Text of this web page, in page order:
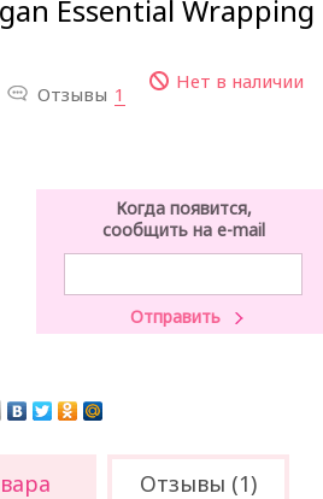
Essential Wrapping
Отзывы 1
Нет в наличии
Когда появится,
сообщить на e-mail
Отзывы (1)